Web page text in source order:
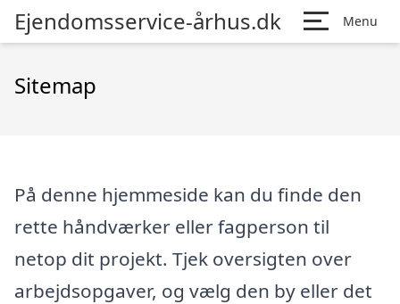
Ejendomsservice-århus.dk Menu
Sitemap
På denne hjemmeside kan du finde den
rette håndværker eller fagperson til
netop dit projekt. Tjek oversigten over
arbejdsopgaver, og vælg den by eller det